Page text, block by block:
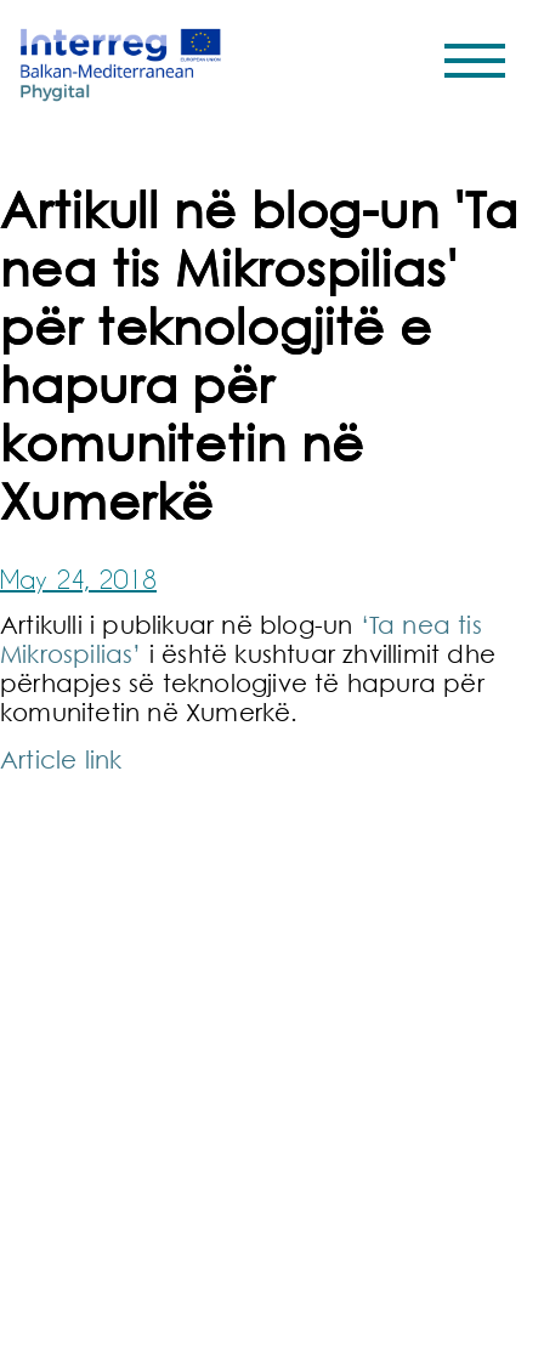
Artikull në blog-un 'Ta
nea tis Mikrospilias'
për teknologjitë e
hapura për
komunitetin në
Xumerkë
May 24, 2018
Artikulli i publikuar në blog-un ‘Ta nea tis
Mikrospilias’ i është kushtuar zhvillimit dhe
përhapjes së teknologjive të hapura për
komunitetin në Xumerkë.
Article link